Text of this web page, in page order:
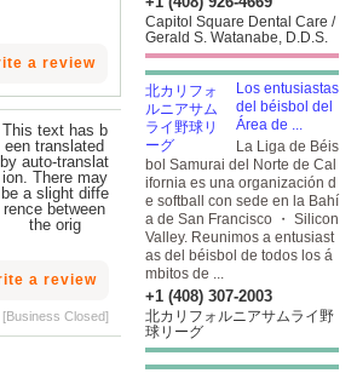
a review
a review
[Business Closed]
Capitol Square Dental Care /
Gerald S. Watanabe, D.D.S.
Los entusiastas
del béisbol del
Área de ...
La Liga de Béis
bol Samurai del Norte de Cal
ifornia es una organización d
e softball con sede en la Bahí
a de San Francisco ・ Silicon
Valley. Reunimos a entusiast
as del béisbol de todos los á
mbitos de ...
+1 (408) 307-2003
北カリフォルニアサムライ野
球リーグ